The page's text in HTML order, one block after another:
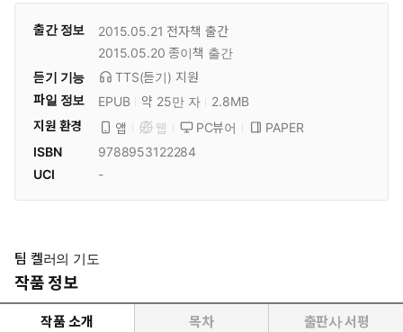
출간 정보 2015.05.21 전자책 출간
2015.05.20 종이책 출간
듣기 기능
TTS(듣기) 지원
파일 정보
EPUB 약 25만 자
2.8MB
지원 환경
앱 웹 PC뷰어
PAPER
ISBN
9788953122284
UCI
-
팀 켈러의 기도
작품 정보
작품 소개 목차 출판사 서평